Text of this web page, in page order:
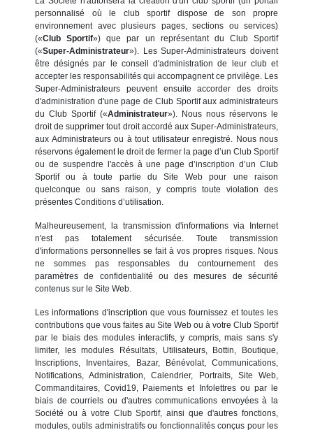
personnalisé où le club sportif dispose de son propre
environnement avec plusieurs pages, sections ou services)
(«Club Sportif») que par un représentant du Club Sportif
(«Super-Administrateur»). Les Super-Administrateurs doivent
être désignés par le conseil d'administration de leur club et
accepter les responsabilités qui accompagnent ce privilège. Les
Super-Administrateurs peuvent ensuite accorder des droits
d'administration d'une page de Club Sportif aux administrateurs
du Club Sportif («Administrateur»). Nous nous réservons le
droit de supprimer tout droit accordé aux Super-Administrateurs,
aux Administrateurs ou à tout utilisateur enregistré. Nous nous
réservons également le droit de fermer la page d’un Club Sportif
ou de suspendre l'accès à une page d’inscription d’un Club
Sportif ou à toute partie du Site Web pour une raison
quelconque ou sans raison, y compris toute violation des
présentes Conditions d’utilisation.
Malheureusement, la transmission d'informations via Internet
n'est pas totalement sécurisée. Toute transmission
d'informations personnelles se fait à vos propres risques. Nous
ne sommes pas responsables du contournement des
paramètres de confidentialité ou des mesures de sécurité
contenus sur le Site Web.
Les informations d'inscription que vous fournissez et toutes les
contributions que vous faites au Site Web ou à votre Club Sportif
par le biais des modules interactifs, y compris, mais sans s'y
limiter, les modules Résultats, Utilisateurs, Bottin, Boutique,
Inscriptions, Inventaires, Bazar, Bénévolat, Communications,
Notifications, Administration, Calendrier, Portraits, Site Web,
Commanditaires, Covid19, Paiements et Infolettres ou par le
biais de courriels ou d'autres communications envoyées à la
Société ou à votre Club Sportif, ainsi que d'autres fonctions,
modules, outils administratifs ou fonctionnalités conçus pour les